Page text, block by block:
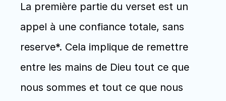
La première partie du verset est un
appel à une confiance totale, sans
reserve*. Cela implique de remettre
entre les mains de Dieu tout ce que
nous sommes et tout ce que nous